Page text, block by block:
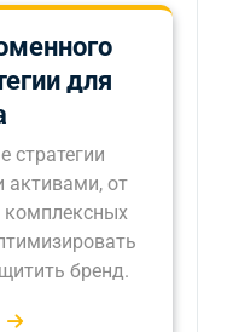
для
стратегии
от
комплексных
бренд.